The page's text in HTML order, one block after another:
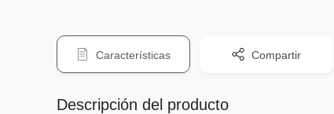
Características Compartir
Descripción del producto